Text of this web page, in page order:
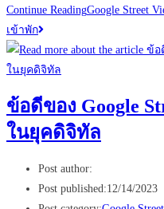
Continue ReadingGoogle Street
เข้าพัก
ข้อดีของ Google
ในยุคดิจิทัล
Post author:
Post published:12/14/2023